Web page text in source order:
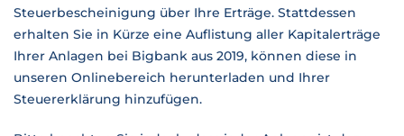
Steuerbescheinigung über Ihre Erträge. Stattdessen
erhalten Sie in Kürze eine Auflistung aller Kapitalerträge
Ihrer Anlagen bei Bigbank aus 2019, können diese in
unseren Onlinebereich herunterladen und Ihrer
Steuererklärung hinzufügen.